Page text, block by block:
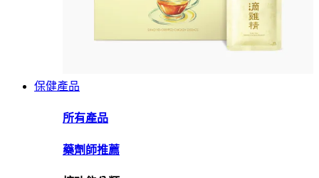
保健產品
所有產品
藥劑師推薦